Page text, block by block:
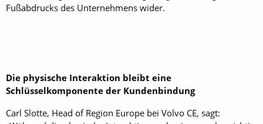
Fußabdrucks des Unternehmens wider.
Die physische Interaktion bleibt eine
Schlüsselkomponente der Kundenbindung
Carl Slotte, Head of Region Europe bei Volvo CE, sagt: